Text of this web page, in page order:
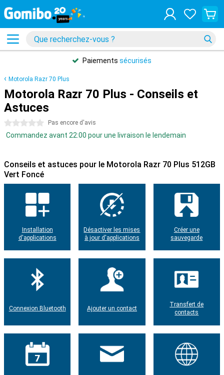
Paiements sécurisés
Motorola Razr 70 Plus
Motorola Razr 70 Plus - Conseils et
Astuces
0 étoiles Pas encore d'avis
Commandez avant 22:00 pour une livraison le lendemain
Conseils et astuces pour le Motorola Razr 70 Plus 512GB
Vert Foncé
Installation
d'applications
Désactiver les mises
à jour d'applications
Créer une
sauvegarde
Connexion Bluetooth Ajouter un contact
Transfert de
contacts